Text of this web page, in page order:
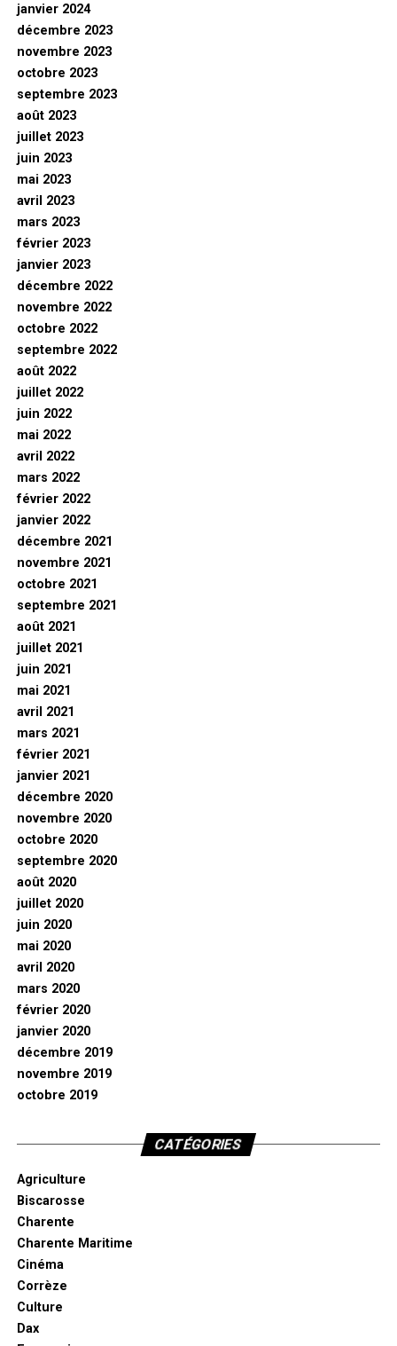
janvier 2024
décembre 2023
novembre 2023
octobre 2023
septembre 2023
août 2023
juillet 2023
juin 2023
mai 2023
avril 2023
mars 2023
février 2023
janvier 2023
décembre 2022
novembre 2022
octobre 2022
septembre 2022
août 2022
juillet 2022
juin 2022
mai 2022
avril 2022
mars 2022
février 2022
janvier 2022
décembre 2021
novembre 2021
octobre 2021
septembre 2021
août 2021
juillet 2021
juin 2021
mai 2021
avril 2021
mars 2021
février 2021
janvier 2021
décembre 2020
novembre 2020
octobre 2020
septembre 2020
août 2020
juillet 2020
juin 2020
mai 2020
avril 2020
mars 2020
février 2020
janvier 2020
décembre 2019
novembre 2019
octobre 2019
CATÉGORIES
Agriculture
Biscarosse
Charente
Charente Maritime
Cinéma
Corrèze
Culture
Dax